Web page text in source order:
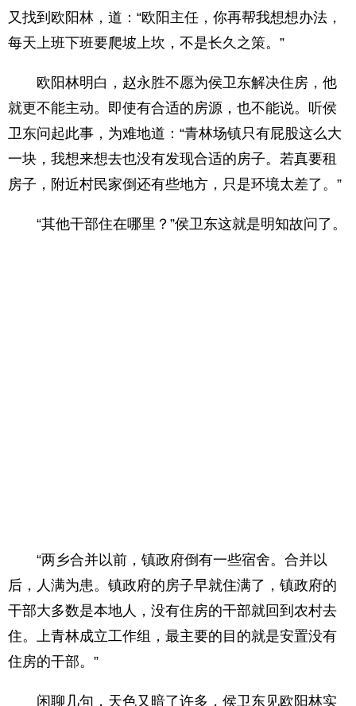
又找到欧阳林，道：“欧阳主任，你再帮我想想办法，
每天上班下班要爬坡上坎，不是长久之策。”
欧阳林明白，赵永胜不愿为侯卫东解决住房，他
就更不能主动。即使有合适的房源，也不能说。听侯
卫东问起此事，为难地道：“青林场镇只有屁股这么大
一块，我想来想去也没有发现合适的房子。若真要租
房子，附近村民家倒还有些地方，只是环境太差了。”
“其他干部住在哪里？”侯卫东这就是明知故问了。
“两乡合并以前，镇政府倒有一些宿舍。合并以
后，人满为患。镇政府的房子早就住满了，镇政府的
干部大多数是本地人，没有住房的干部就回到农村去
住。上青林成立工作组，最主要的目的就是安置没有
住房的干部。”
闲聊几句，天色又暗了许多，侯卫东见欧阳林实